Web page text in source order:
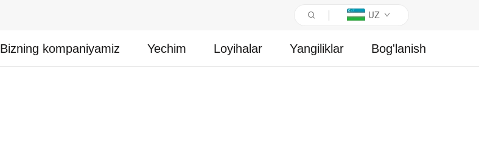
UZ
Bizning kompaniyamiz Yechim Loyihalar Yangiliklar Bog'lanish